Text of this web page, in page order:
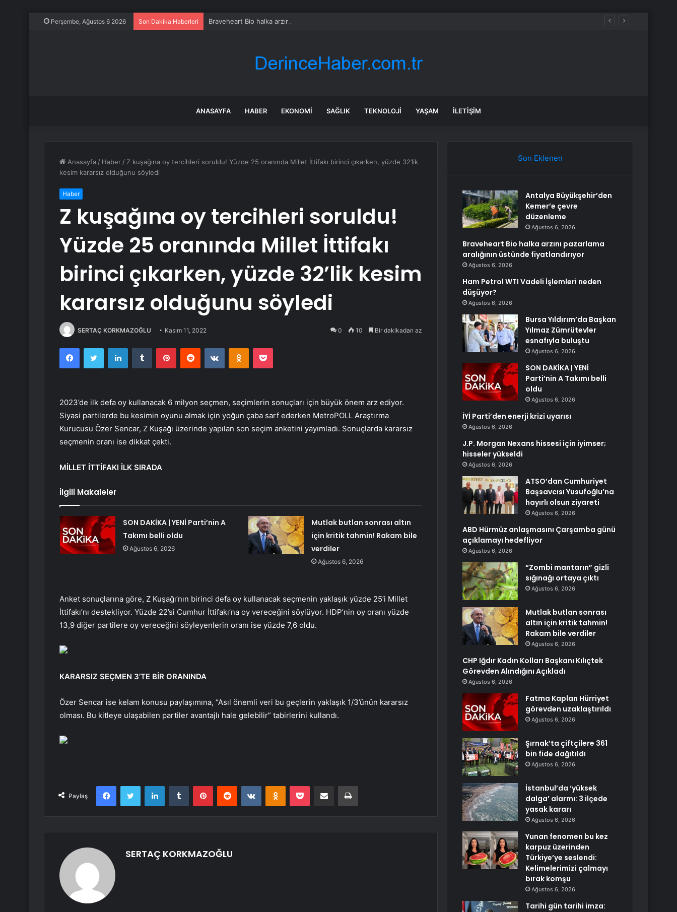
Perşembe, Ağustos 6 2026 Son Dakika Haberleri Braveheart Bio halka arzını pazarlama aralığının üstünde fiyatlandırıyor
ANASAYFA HABER EKONOMI SAĞLIK TEKNOLOJI YAŞAM İLETIŞIM
Anasayfa / Haber / Z kuşağına oy tercihleri soruldu! Yüzde 25 oranında Millet İttifakı birinci çıkarken, yüzde 32’lik
kesim kararsız olduğunu söyledi
Haber
Z kuşağına oy tercihleri soruldu!
Yüzde 25 oranında Millet İttifakı
birinci çıkarken, yüzde 32’lik kesim
kararsız olduğunu söyledi
SERTAÇ KORKMAZOĞLU Kasım 11, 2022 0 10 Bir dakikadan az
FacebookTwitter LinkedInTumblr PinterestReddit VKontakteOdnoklassniki
Pocket
2023’de ilk defa oy kullanacak 6 milyon seçmen, seçimlerin sonuçları için büyük önem arz ediyor.
Siyasi partilerde bu kesimin oyunu almak için yoğun çaba sarf ederken MetroPOLL Araştırma
Kurucusu Özer Sencar, Z Kuşağı üzerinde yapılan son seçim anketini yayımladı. Sonuçlarda kararsız
seçmenin oranı ise dikkat çekti.
MİLLET İTTİFAKI İLK SIRADA
İlgili Makaleler
SON DAKİKA | YENİ Parti’nin A
Takımı belli oldu
Ağustos 6, 2026
Mutlak butlan sonrası altın
için kritik tahmin! Rakam bile
verdiler
Ağustos 6, 2026
Anket sonuçlarına göre, Z Kuşağı’nın birinci defa oy kullanacak seçmenin yaklaşık yüzde 25’i Millet
İttifakı’nı destekliyor. Yüzde 22’si Cumhur İttifakı’na oy vereceğini söylüyor. HDP’nin oy oranı yüzde
13,9 diğer partilere oy vereceğini söyleyenlerin oranı ise yüzde 7,6 oldu.
KARARSIZ SEÇMEN 3’TE BİR ORANINDA
Özer Sencar ise kelam konusu paylaşımına, “Asıl önemli veri bu geçlerin yaklaşık 1/3’ünün kararsız
olması. Bu kitleye ulaşabilen partiler avantajlı hale gelebilir” tabirlerini kullandı.
Paylaş
FacebookTwitter LinkedInTumblr PinterestReddit VKontakteOdnoklassniki
Pocket E-Posta ile paylaş Yazdır
SERTAÇ KORKMAZOĞLU
Son Eklenen
Antalya Büyükşehir’den
Kemer’e çevre
düzenleme
Ağustos 6, 2026
Braveheart Bio halka arzını pazarlama
aralığının üstünde fiyatlandırıyor
Ağustos 6, 2026
Ham Petrol WTI Vadeli İşlemleri neden
düşüyor?
Ağustos 6, 2026
Bursa Yıldırım’da Başkan
Yılmaz Zümrütevler
esnafıyla buluştu
Ağustos 6, 2026
SON DAKİKA | YENİ
Parti’nin A Takımı belli
oldu
Ağustos 6, 2026
İYİ Parti’den enerji krizi uyarısı
Ağustos 6, 2026
J.P. Morgan Nexans hissesi için iyimser;
hisseler yükseldi
Ağustos 6, 2026
ATSO’dan Cumhuriyet
Başsavcısı Yusufoğlu’na
hayırlı olsun ziyareti
Ağustos 6, 2026
ABD Hürmüz anlaşmasını Çarşamba günü
açıklamayı hedefliyor
Ağustos 6, 2026
“Zombi mantarın” gizli
sığınağı ortaya çıktı
Ağustos 6, 2026
Mutlak butlan sonrası
altın için kritik tahmin!
Rakam bile verdiler
Ağustos 6, 2026
CHP Iğdır Kadın Kolları Başkanı Kılıçtek
Görevden Alındığını Açıkladı
Ağustos 6, 2026
Fatma Kaplan Hürriyet
görevden uzaklaştırıldı
Ağustos 6, 2026
Şırnak’ta çiftçilere 361
bin fide dağıtıldı
Ağustos 6, 2026
İstanbul’da ‘yüksek
dalga’ alarmı: 3 ilçede
yasak kararı
Ağustos 6, 2026
Yunan fenomen bu kez
karpuz üzerinden
Türkiye’ye seslendi:
Kelimelerimizi çalmayı
bırak komşu
Ağustos 6, 2026
Tarihi gün tarihi imza: